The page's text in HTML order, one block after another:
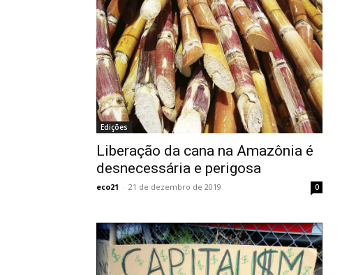
Edições
Liberação da cana na Amazônia é
desnecessária e perigosa
eco21 - 21 de dezembro de 2019 0